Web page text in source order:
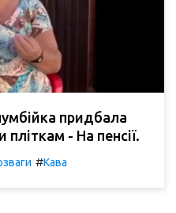
придбала
- На пенсії.
#Кава